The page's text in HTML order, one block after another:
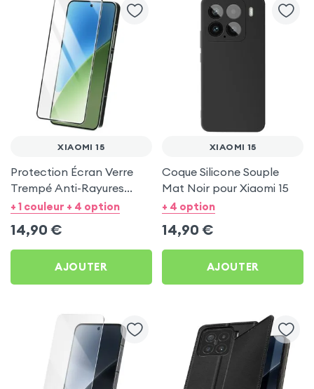
XIAOMI 15
Protection Écran Verre
Trempé Anti-Rayures
Contour Noir pour Xiaomi
+ 1 couleur + 4 option
14,90 €
AJOUTER
XIAOMI 15
Coque Silicone Souple
Mat Noir pour Xiaomi 15
+ 4 option
14,90 €
AJOUTER